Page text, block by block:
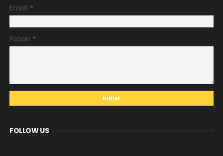
Email *
Pesan *
FOLLOW US